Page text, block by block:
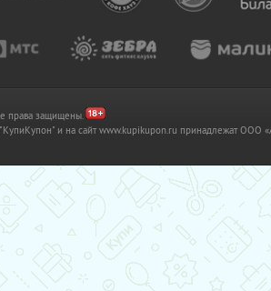
права защищены.
"КупиКупон" и на сайт www.kupikupon.ru принадлежат